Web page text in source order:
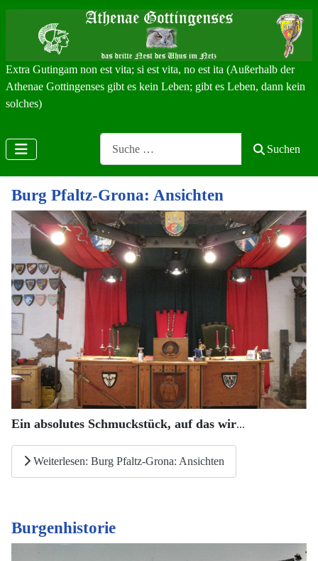
Extra Gutingam non est vita; si est vita, no est ita (Außerhalb der
Athenae Gottingenses gibt es kein Leben; gibt es Leben, dann kein
solches)
Suchen
Burg Pfaltz-Grona: Ansichten
Ein absolutes Schmuckstück, auf das wir...
Weiterlesen: Burg Pfaltz-Grona: Ansichten
Burgenhistorie